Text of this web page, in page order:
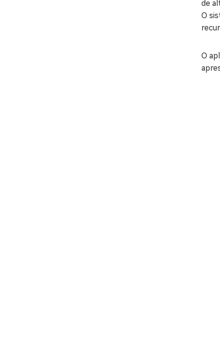
de
O
O